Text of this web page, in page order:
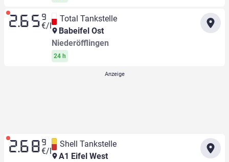
2.65 9
€/l
Total Tankstelle
Babeifel Ost
Niederöfflingen
24 h
2.68 9
€/l
Shell Tankstelle
A1 Eifel West